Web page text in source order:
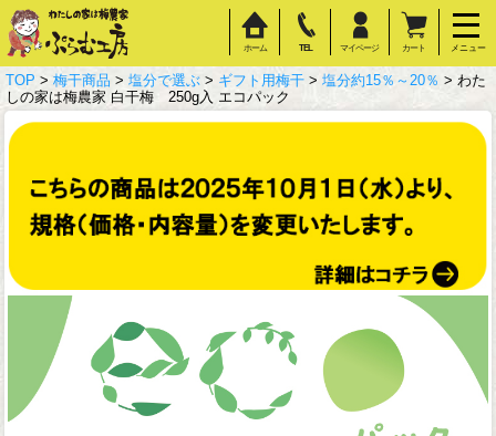
ホーム TEL マイページ カート メニュー
TOP > 梅干商品 > 塩分で選ぶ > ギフト用梅干 > 塩分約15％～20％ > わた
しの家は梅農家 白干梅 250g入 エコパック